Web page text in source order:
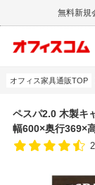
無料新規
オフィス家具通販TOP
ペスパ2.0 木製キ
幅600×奥行369×